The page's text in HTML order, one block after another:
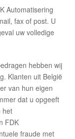
Automatisering
fax of post. U
uw volledige
hebben wij
Klanten uit België
van hun eigen
dat u opgeeft
het
FDK
fraude met